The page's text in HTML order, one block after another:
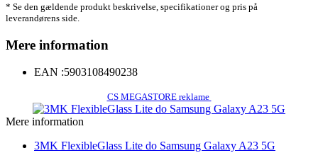
* Se den gældende produkt beskrivelse, specifikationer og pris på
leverandørens side.
Mere information
EAN :5903108490238
CS MEGASTORE reklame
Mere information
3MK FlexibleGlass Lite do Samsung Galaxy A23 5G